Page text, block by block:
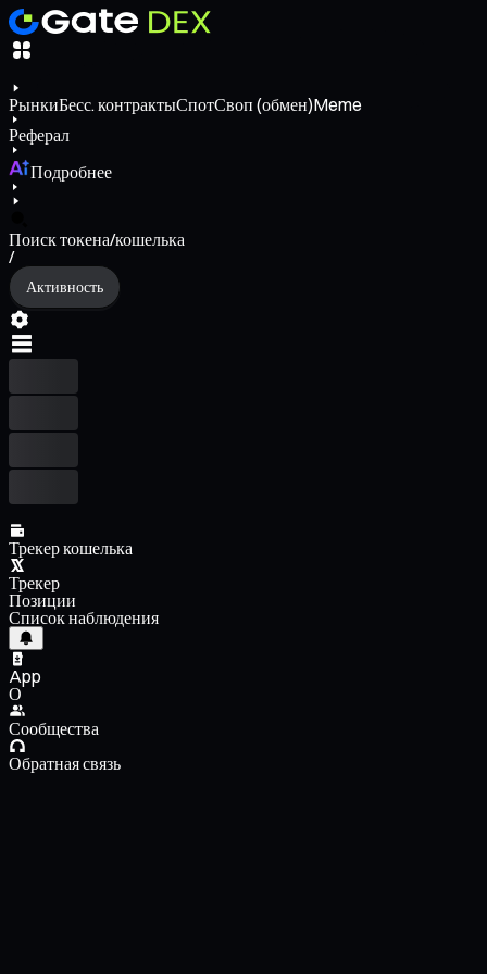
РынкиБесс. контрактыСпотСвоп (обмен)Meme
Реферал
Подробнее
Поиск токена/кошелька
/
Активность
Трекер кошелька
Трекер
Позиции
Список наблюдения
App
О
Сообщества
Обратная связь